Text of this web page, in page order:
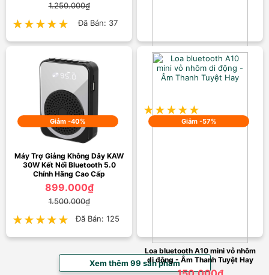
1.250.000₫
★★★★★
★★★★★ Đã Bán: 37
Tẩu Sạc Nhanh Hyundai HY-82
Bluetooth Nghe Nhạc Cao Cấp
350.000₫
★★★★★
★★★★★
Giảm -40%
Máy Trợ Giảng Không Dây KAW
30W Kết Nối Bluetooth 5.0
Chính Hãng Cao Cấp
899.000₫
1.500.000₫
★★★★★
★★★★★ Đã Bán: 125
Giảm -57%
Loa bluetooth A10 mini vỏ nhôm
di động - Âm Thanh Tuyệt Hay
Xem thêm 99 sản phẩm